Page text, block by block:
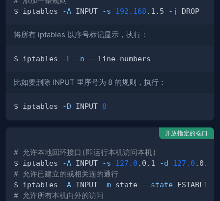
$ iptables
-A INPUT -s 192.168 .1.5 -j
将所有 iptables 以序号标记显示，执行：
$ iptables -L -n
比如要删除 INPUT 里序号为 8 的规则，执行：
$ iptables -D INPUT 8
开放指定的端口
# 允许本地回环接口(即运行本机访问本机)
$ iptables
-A INPUT -s 127.0 .0.1 -d 127.0 .0.1
# 允许已建立的或相关连的通行
$ iptables
-A INPUT -m state --state
# 允许所有本机向外的访问